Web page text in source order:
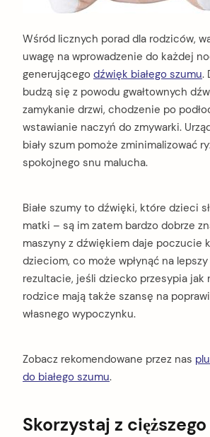
Wśród licznych porad dla rodziców,
uwagę na wprowadzenie do każdej
generującego dźwięk białego szumu.
budzą się z powodu gwałtownych
zamykanie drzwi, chodzenie po
wstawianie naczyń do zmywarki.
biały szum pomoże zminimalizować
spokojnego snu malucha.
Białe szumy to dźwięki, które dzieci
matki – są im zatem bardzo dobrze
maszyny z dźwiękiem daje poczucie
dzieciom, co może wpłynąć na lepszy
rezultacie, jeśli dziecko przesypia jak
rodzice mają także szansę na
własnego wypoczynku.
Zobacz rekomendowane przez nas
do białego szumu.
Skorzystaj z